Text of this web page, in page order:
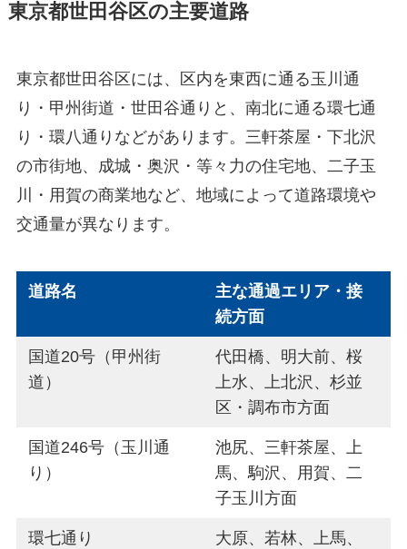
東京都世田谷区の主要道路
東京都世田谷区には、区内を東西に通る玉川通
り・甲州街道・世田谷通りと、南北に通る環七通
り・環八通りなどがあります。三軒茶屋・下北沢
の市街地、成城・奥沢・等々力の住宅地、二子玉
川・用賀の商業地など、地域によって道路環境や
交通量が異なります。
道路名
主な通過エリア・接
続方面
国道20号（甲州街
道）
代田橋、明大前、桜
上水、上北沢、杉並
区・調布市方面
国道246号（玉川通
り）
池尻、三軒茶屋、上
馬、駒沢、用賀、二
子玉川方面
環七通り
大原、若林、上馬、